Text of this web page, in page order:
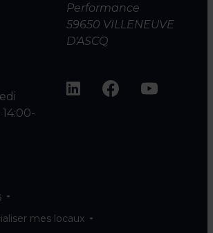
Performance
59650 VILLENEUVE
D'ASCQ
mes locaux